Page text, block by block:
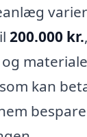
200.000 kr.
kan